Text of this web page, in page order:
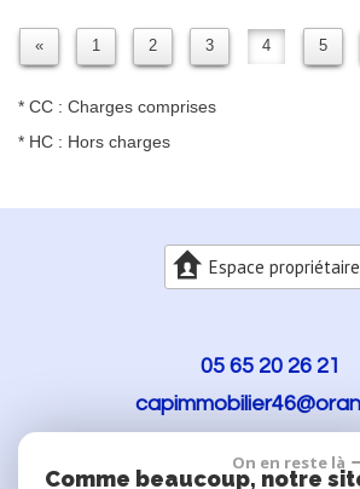
« 1 2 3 4 5
* CC : Charges comprises
* HC : Hors charges
Espace
05 65 20 26 21
On en reste là
Comme beaucoup, notre